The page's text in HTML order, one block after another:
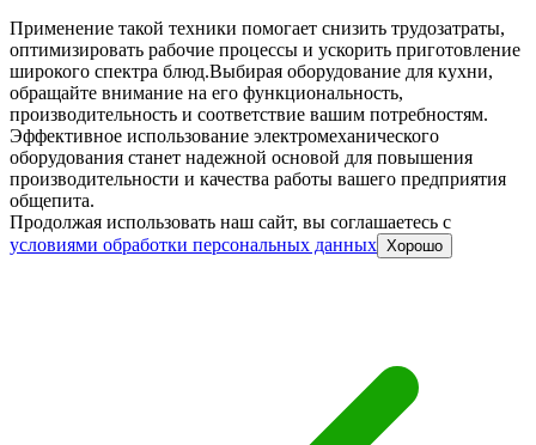
Применение такой техники помогает снизить трудозатраты,
оптимизировать рабочие процессы и ускорить приготовление
широкого спектра блюд.Выбирая оборудование для кухни,
обращайте внимание на его функциональность,
производительность и соответствие вашим потребностям.
Эффективное использование электромеханического
оборудования станет надежной основой для повышения
производительности и качества работы вашего предприятия
общепита.
Продолжая использовать наш сайт, вы соглашаетесь c
условиями обработки персональных данных Хорошо